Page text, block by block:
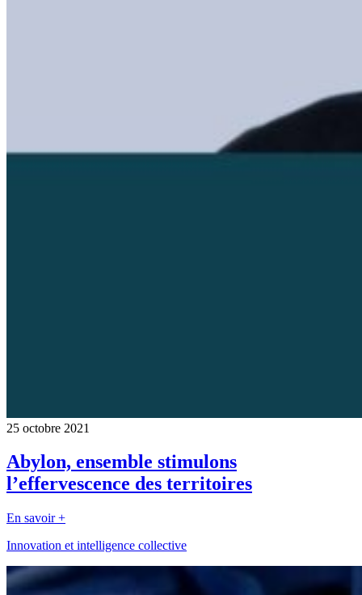
25 octobre 2021
Abylon, ensemble stimulons
l’effervescence des territoires
En savoir +
Innovation et intelligence collective